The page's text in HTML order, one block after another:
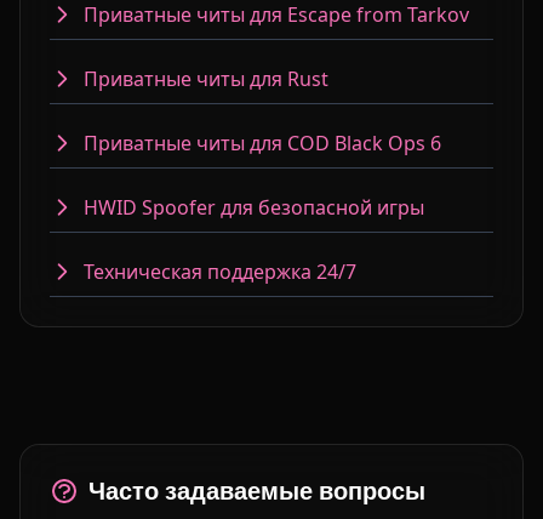
Приватные читы для Escape from Tarkov
Приватные читы для Rust
Приватные читы для COD Black Ops 6
HWID Spoofer для безопасной игры
Техническая поддержка 24/7
Часто задаваемые вопросы